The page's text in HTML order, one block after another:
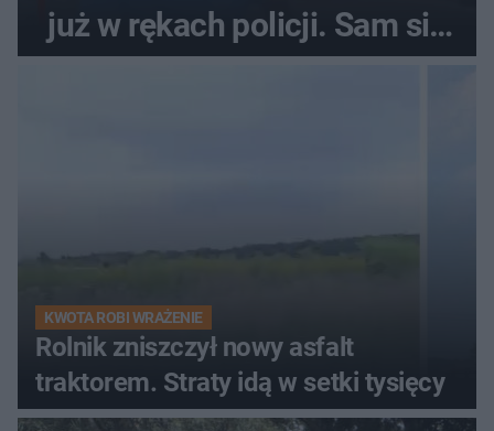
już w rękach policji. Sam się
zgłosił
KWOTA ROBI WRAŻENIE
Rolnik zniszczył nowy asfalt
traktorem. Straty idą w setki tysięcy